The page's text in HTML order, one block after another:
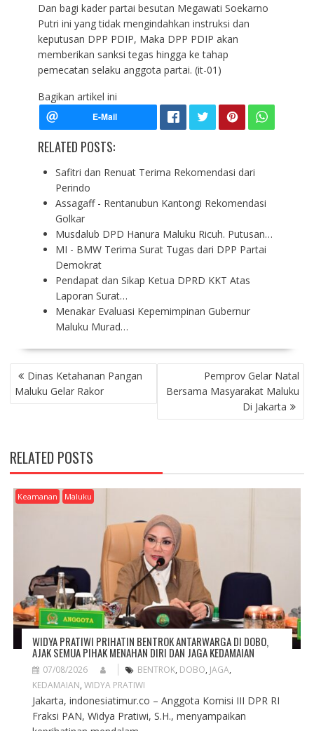
Dan bagi kader partai besutan Megawati Soekarno
Putri ini yang tidak mengindahkan instruksi dan
keputusan DPP PDIP, Maka DPP PDIP akan
memberikan sanksi tegas hingga ke tahap
pemecatan selaku anggota partai. (it-01)
Bagikan artikel ini
RELATED POSTS:
Safitri dan Renuat Terima Rekomendasi dari
Perindo
Assagaff - Rentanubun Kantongi Rekomendasi
Golkar
Musdalub DPD Hanura Maluku Ricuh. Putusan…
MI - BMW Terima Surat Tugas dari DPP Partai
Demokrat
Pendapat dan Sikap Ketua DPRD KKT Atas
Laporan Surat…
Menakar Evaluasi Kepemimpinan Gubernur
Maluku Murad…
P
O
S
A
V
I
G
A
Dinas Ketahanan Pangan
Maluku Gelar Rakor
Pemprov Gelar Natal
Bersama Masyarakat Maluku
Di Jakarta
RELATED POSTS
Keamanan Maluku
WIDYA PRATIWI PRIHATIN BENTROK ANTARWARGA DI DOBO,
AJAK SEMUA PIHAK MENAHAN DIRI DAN JAGA KEDAMAIAN
07/08/2026 BENTROK, DOBO, JAGA,
KEDAMAIAN, WIDYA PRATIWI
Jakarta, indonesiatimur.co – Anggota Komisi III DPR RI
Fraksi PAN, Widya Pratiwi, S.H., menyampaikan